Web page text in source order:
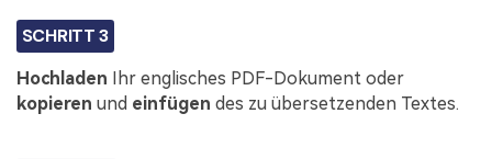
SCHRITT 3
Hochladen
Ihr englisches PDF-Dokument oder
kopieren und einfügen des zu übersetzenden Textes.